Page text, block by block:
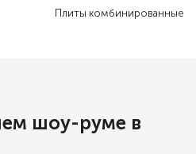
Плиты комбинированные
шоу-руме в